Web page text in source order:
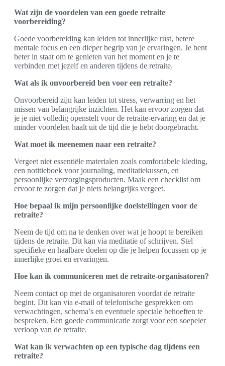
Wat zijn de voordelen van een goede retraite
voorbereiding?
Goede voorbereiding kan leiden tot innerlijke rust, betere
mentale focus en een dieper begrip van je ervaringen. Je bent
beter in staat om te genieten van het moment en je te
verbinden met jezelf en anderen tijdens de retraite.
Wat als ik onvoorbereid ben voor een retraite?
Onvoorbereid zijn kan leiden tot stress, verwarring en het
missen van belangrijke inzichten. Het kan ervoor zorgen dat
je je niet volledig openstelt voor de retraite-ervaring en dat je
minder voordelen haalt uit de tijd die je hebt doorgebracht.
Wat moet ik meenemen naar een retraite?
Vergeet niet essentiële materialen zoals comfortabele kleding,
een notitieboek voor journaling, meditatiekussen, en
persoonlijke verzorgingsproducten. Maak een checklist om
ervoor te zorgen dat je niets belangrijks vergeet.
Hoe bepaal ik mijn persoonlijke doelstellingen voor de
retraite?
Neem de tijd om na te denken over wat je hoopt te bereiken
tijdens de retraite. Dit kan via meditatie of schrijven. Stel
specifieke en haalbare doelen op die je helpen focussen op je
innerlijke groei en ervaringen.
Hoe kan ik communiceren met de retraite-organisatoren?
Neem contact op met de organisatoren voordat de retraite
begint. Dit kan via e-mail of telefonische gesprekken om
verwachtingen, schema’s en eventuele speciale behoeften te
bespreken. Een goede communicatie zorgt voor een soepeler
verloop van de retraite.
Wat kan ik verwachten op een typische dag tijdens een
retraite?